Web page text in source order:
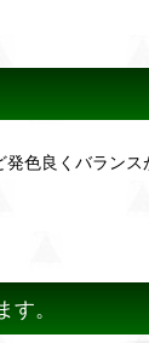
色良くバラン
。